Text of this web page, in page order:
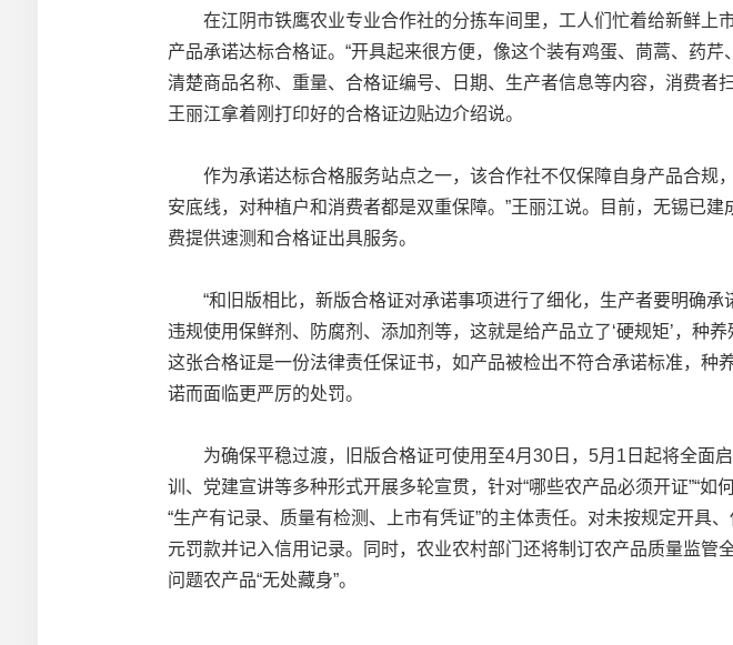
在江阴市铁鹰农业专业合作社的分拣车间里，工人们忙着给新鲜上
产品承诺达标合格证。“开具起来很方便，像这个装有鸡蛋、茼蒿、药
清楚商品名称、重量、合格证编号、日期、生产者信息等内容，消费者
王丽江拿着刚打印好的合格证边贴边介绍说。
作为承诺达标合格服务站点之一，该合作社不仅保障自身产品合规
安底线，对种植户和消费者都是双重保障。”王丽江说。目前，无锡已
费提供速测和合格证出具服务。
“和旧版相比，新版合格证对承诺事项进行了细化，生产者要明确承
违规使用保鲜剂、防腐剂、添加剂等，这就是给产品立了‘硬规矩’，种
这张合格证是一份法律责任保证书，如产品被检出不符合承诺标准，种
诺而面临更严厉的处罚。
为确保平稳过渡，旧版合格证可使用至4月30日，5月1日起将全面
训、党建宣讲等多种形式开展多轮宣贯，针对“哪些农产品必须开证”“
“生产有记录、质量有检测、上市有凭证”的主体责任。对未按规定开
元罚款并记入信用记录。同时，农业农村部门还将制订农产品质量监
问题农产品“无处藏身”。